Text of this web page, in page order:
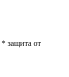
* защита от